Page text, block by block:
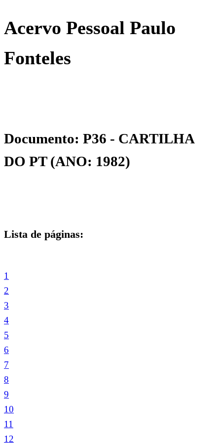
Acervo Pessoal Paulo
Fonteles
Documento: P36 - CARTILHA
DO PT (ANO: 1982)
Lista de páginas:
1
2
3
4
5
6
7
8
9
10
11
12